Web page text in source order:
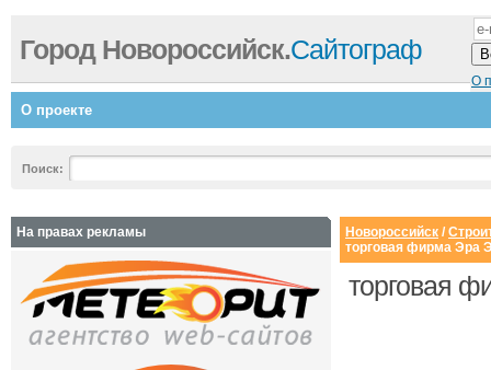
О
Город Новороссийск.Сайтограф
О проекте
Поиск:
Новороссийск /
торговая фирма Эра
торговая
На правах рекламы